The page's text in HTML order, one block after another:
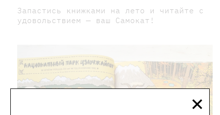
×
Запастись книжками на лето и читайте с
удовольствием — ваш Самокат!